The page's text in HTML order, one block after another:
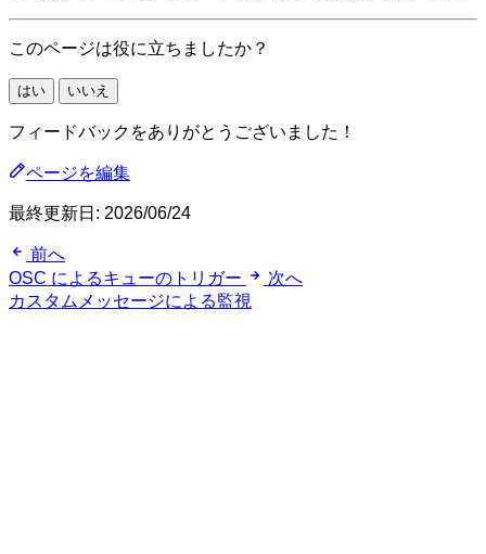
このページは役に立ちましたか？
はい いいえ
フィードバックをありがとうございました！
ページを編集
最終更新日: 2026/06/24
前へ
OSC によるキューのトリガー
次へ
カスタムメッセージによる監視